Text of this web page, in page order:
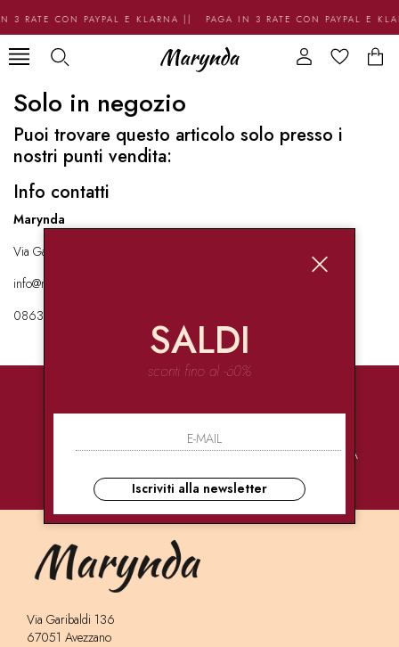
3 RATE CON PAYPAL E KLARNA || PAGA IN 3 RATE CON PAYPAL E
Solo in negozio
Puoi trovare questo articolo solo presso i
nostri punti vendita:
Info contatti
Marynda
Via Garibaldi 136 67051 Avezzano
info@marynda.com
08631871946
PAGAMENTI
CONSEGNE
ULTRA RAPIDE
ASSISTENZA
Via Garibaldi 136
67051 Avezzano
SALDI
sconti fino al -60%
Iscriviti alla newsletter